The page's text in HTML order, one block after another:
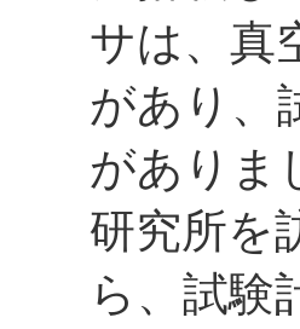
サは、真
があり、
がありま
研究所を
ら、試験